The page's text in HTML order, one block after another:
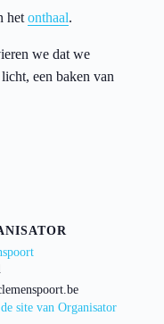
het onthaal.
we dat we
een baken van
site van Organisator